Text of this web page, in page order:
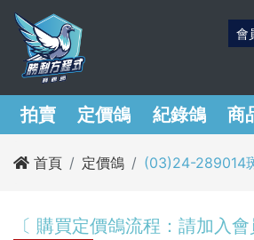
會
拍賣 定價鴿 紀錄鴿 商
首頁 定價鴿 (03)24-289014
〔 購買定價鴿流程：請加入